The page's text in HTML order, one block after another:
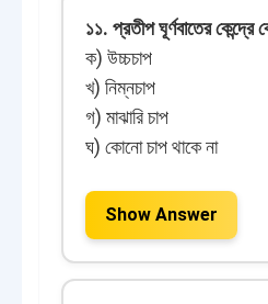
১১. প্রতীপ ঘূর্ণবাতের
ক) উচ্চচাপ
খ) নিম্নচাপ
গ) মাঝারি চাপ
ঘ) কোনো চাপ থাকে না
Show Answer